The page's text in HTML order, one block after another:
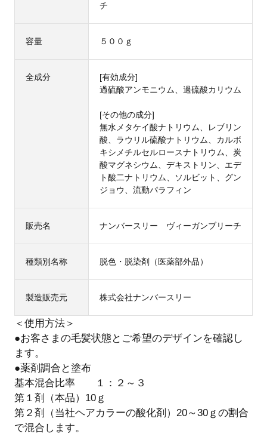
チ
容量 ５００ｇ
全成分
[有効成分]
過硫酸アンモニウム、過硫酸カリウム
[その他の成分]
無水メタケイ酸ナトリウム、レブリン
酸、ラウリル硫酸ナトリウム、カルボ
キシメチルセルロースナトリウム、炭
酸マグネシウム、デキストリン、エデ
ト酸二ナトリウム、ソルビット、グン
ジョウ、流動パラフィン
販売名 ナンバースリー ヴィーガンブリーチ
種類別名称 脱色・脱染剤（医薬部外品）
製造販売元 株式会社ナンバースリー
＜使用方法＞
●お客さまの毛髪状態とご希望のデザインを確認し
ます。
●薬剤調合と塗布
基本混合比率 １：２～３
第１剤（本品）10ｇ
第２剤（当社ヘアカラーの酸化剤）20～30ｇの割合
で混合します。